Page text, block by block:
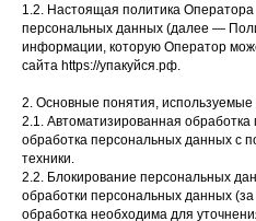
1.2. Настоящая политика
персональных данных (далее —
информации, которую Оператор
сайта https://упакуйся.рф.
2. Основные понятия, используемые
2.1. Автоматизированная
обработка персональных данных с
техники.
2.2. Блокирование персональных
обработки персональных данных
обработка необходима для